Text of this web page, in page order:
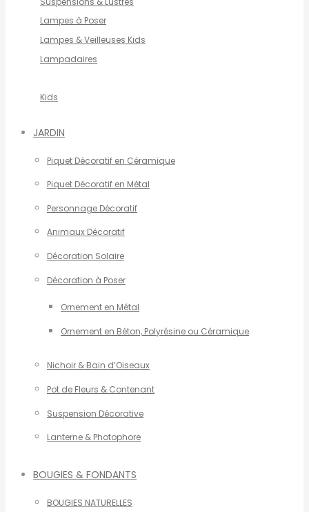
Lampes à Poser
Lampes & Veilleuses Kids
Lampadaires
Kids
JARDIN
Piquet Décoratif en Céramique
Piquet Décoratif en Métal
Personnage Décoratif
Animaux Décoratif
Décoration Solaire
Décoration à Poser
Ornement en Métal
Ornement en Béton, Polyrésine ou Céramique
Nichoir & Bain d’Oiseaux
Pot de Fleurs & Contenant
Suspension Décorative
Lanterne & Photophore
BOUGIES & FONDANTS
BOUGIES NATURELLES